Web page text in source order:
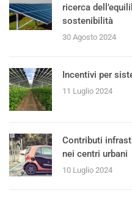
ricerca
sostenibilità
30 Agosto 2024
Incentivi per
11 Luglio 2024
Contributi
nei centri urbani
10 Luglio 2024